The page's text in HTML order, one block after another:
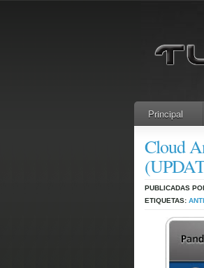
Principal
Cloud
PUBLICADAS
ETIQUETAS: